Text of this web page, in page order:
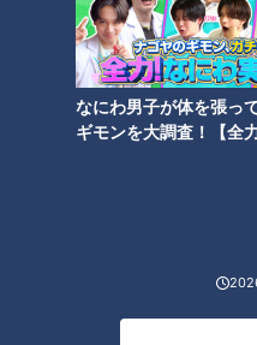
なにわ男子が体を張っ
ギモンを大調査！【全
「イタリア・Mimosa Day
リア商工会議所の公式HPへ
https://iccj.or.jp/ja/events/
点として、東京に設立され
イタリアの架け橋として、